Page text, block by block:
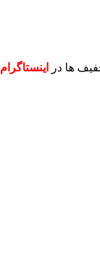
ها در
اینستاگرام